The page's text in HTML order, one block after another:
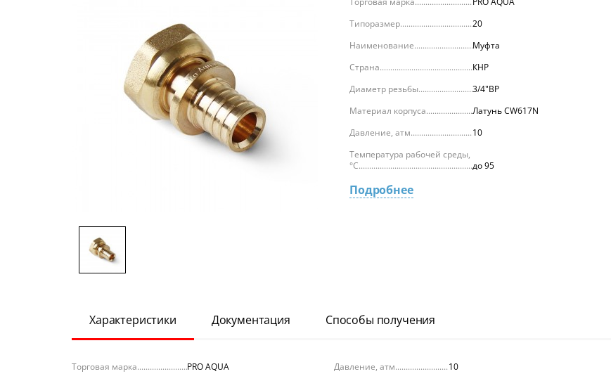
Типоразмер
20
Наименование
Муфта
Страна
КНР
Диаметр резьбы
3/4"ВР
Материал корпуса
Латунь CW617N
Давление, атм.
10
Температура рабочей среды,
°С
до 95
Подробнее
Характеристики Документация Способы получения
Торговая марка
PRO AQUA
Давление, атм.
10